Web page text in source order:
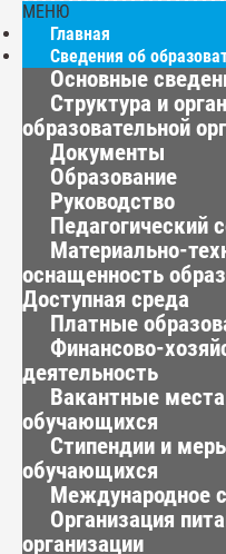
МЕНЮ
Главная
Сведения об
Основные
Структура и
образовательной
Документы
Образование
Руководство
Педагогический
Материально-
оснащенность
Доступная среда
Платные
Финансово-
деятельность
Вакантные
обучающихся
Стипендии и
обучающихся
Международное
Организация
организации